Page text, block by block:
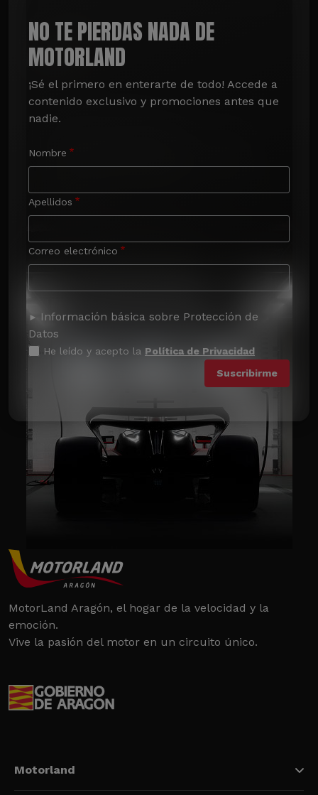
NO TE PIERDAS NADA DE
MOTORLAND
¡Sé el primero en enterarte de todo! Accede a
contenido exclusivo y promociones antes que
nadie.
Nombre
Apellidos
Correo electrónico
Información básica sobre Protección de
Datos
He leído y acepto la Política de Privacidad
MotorLand Aragón, el hogar de la velocidad y la
emoción.
Vive la pasión del motor en un circuito único.
Motorland